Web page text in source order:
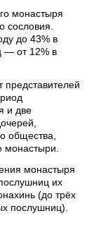
монастыря
сословия.
до 43% в
— от 12% в
представителей
и две
общества,
монастыри.
монастыря
их
(до трёх
послушниц).